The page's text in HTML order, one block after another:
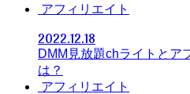
アフィリエイト
2022.12.18
DMM見放題chライトとア
は？
アフィリエイト